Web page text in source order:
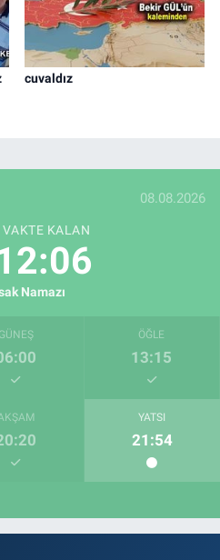
cuvaldız
08.08.2026
KALAN
Namazı
GÜNEŞ ÖĞLE
13:15
YATSI
21:54